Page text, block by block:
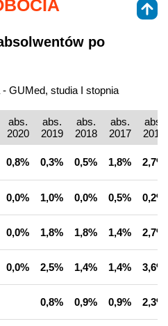
po
GUMed, studia I stopnia
abs.
2020
abs.
2019
abs.
2018
abs.
2017
abs.
2016
0,8% 0,3% 0,5% 1,8% 2,7%
0,0% 1,0% 0,0% 0,5% 0,2%
0,0% 1,8% 1,8% 1,4% 2,7%
0,0% 2,5% 1,4% 1,4% 3,6%
0,8% 0,9% 0,9% 2,3%